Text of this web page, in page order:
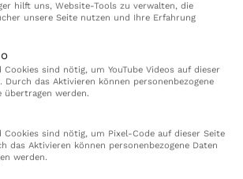
Karriere
IMPRESSUM
HINWEISGEBERSYSTEM
AUFSICHTSBEHÖRDEN
hilft uns, Website-Tools zu verwalten, die
unsere Seite nutzen und Ihre Erfahrung
Cookies sind nötig, um YouTube Videos auf dieser
Durch das Aktivieren können personenbezogene
übertragen werden.
Cookies sind nötig, um Pixel-Code auf dieser Seite
das Aktivieren können personenbezogene Daten
werden.